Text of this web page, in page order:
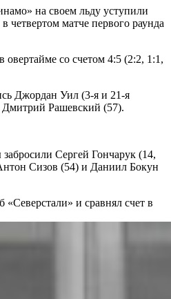
на своем льду уступили
четвертом матче первого раунда
со счетом 4:5 (2:2, 1:1,
Джордан Уил (3-я и 21-я
Рашевский (57).
Сергей Гончарук (14,
Сизов (54) и Даниил Бокун
и сравнял счет в